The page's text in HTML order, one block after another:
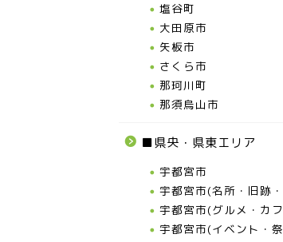
塩谷町
大田原市
矢板市
さくら市
那珂川町
那須烏山市
■県央・県東エリア
宇都宮市
宇都宮市(名所・旧跡
宇都宮市(グルメ・カ
宇都宮市(イベント・